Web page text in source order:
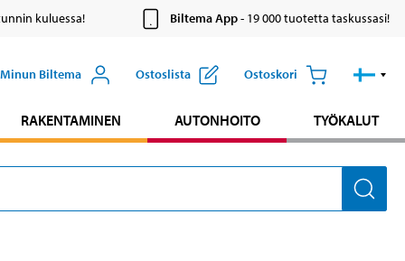
kuluessa! Biltema App- 19 000 tuotetta taskussasi!
Minun Biltema Ostoslista Ostoskori
RAKENTAMINEN AUTONHOITO TYÖKALUT